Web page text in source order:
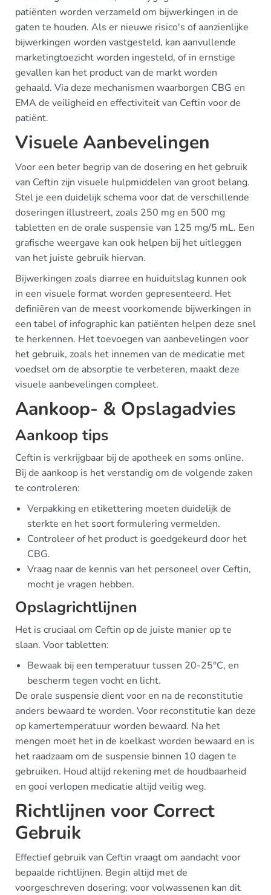
patiënten worden verzameld om bijwerkingen in de
gaten te houden. Als er nieuwe risico's of aanzienlijke
bijwerkingen worden vastgesteld, kan aanvullende
marketingtoezicht worden ingesteld, of in ernstige
gevallen kan het product van de markt worden
gehaald. Via deze mechanismen waarborgen CBG en
EMA de veiligheid en effectiviteit van Ceftin voor de
patiënt.
Visuele Aanbevelingen
Voor een beter begrip van de dosering en het gebruik
van Ceftin zijn visuele hulpmiddelen van groot belang.
Stel je een duidelijk schema voor dat de verschillende
doseringen illustreert, zoals 250 mg en 500 mg
tabletten en de orale suspensie van 125 mg/5 mL. Een
grafische weergave kan ook helpen bij het uitleggen
van het juiste gebruik hiervan.
Bijwerkingen zoals diarree en huiduitslag kunnen ook
in een visuele format worden gepresenteerd. Het
definiëren van de meest voorkomende bijwerkingen in
een tabel of infographic kan patiënten helpen deze snel
te herkennen. Het toevoegen van aanbevelingen voor
het gebruik, zoals het innemen van de medicatie met
voedsel om de absorptie te verbeteren, maakt deze
visuele aanbevelingen compleet.
Aankoop- & Opslagadvies
Aankoop tips
Ceftin is verkrijgbaar bij de apotheek en soms online.
Bij de aankoop is het verstandig om de volgende zaken
te controleren:
Verpakking en etikettering moeten duidelijk de
sterkte en het soort formulering vermelden.
Controleer of het product is goedgekeurd door het
CBG.
Vraag naar de kennis van het personeel over Ceftin,
mocht je vragen hebben.
Opslagrichtlijnen
Het is cruciaal om Ceftin op de juiste manier op te
slaan. Voor tabletten:
Bewaak bij een temperatuur tussen 20-25°C, en
bescherm tegen vocht en licht.
De orale suspensie dient voor en na de reconstitutie
anders bewaard te worden. Voor reconstitutie kan deze
op kamertemperatuur worden bewaard. Na het
mengen moet het in de koelkast worden bewaard en is
het raadzaam om de suspensie binnen 10 dagen te
gebruiken. Houd altijd rekening met de houdbaarheid
en gooi verlopen medicatie altijd veilig weg.
Richtlijnen voor Correct
Gebruik
Effectief gebruik van Ceftin vraagt om aandacht voor
bepaalde richtlijnen. Begin altijd met de
voorgeschreven dosering; voor volwassenen kan dit